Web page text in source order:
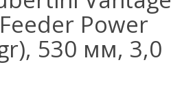
Power
530 мм, 3,0